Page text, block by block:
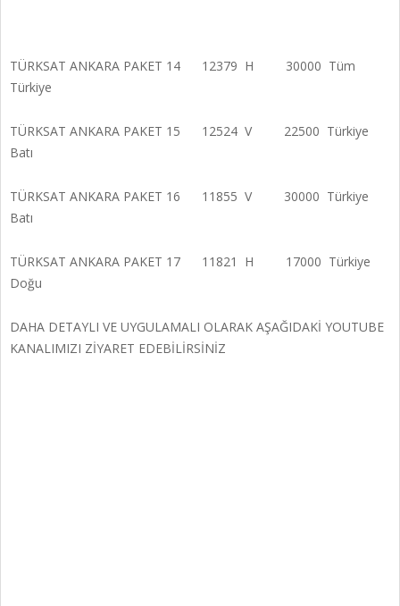
TÜRKSAT ANKARA PAKET 14 12379 H 30000 Tüm
Türkiye
TÜRKSAT ANKARA PAKET 15 12524 V 22500 Türkiye
Batı
TÜRKSAT ANKARA PAKET 16 11855 V 30000 Türkiye
Batı
TÜRKSAT ANKARA PAKET 17 11821 H 17000 Türkiye
Doğu
DAHA DETAYLI VE UYGULAMALI OLARAK AŞAĞIDAKİ YOUTUBE
KANALIMIZI ZİYARET EDEBİLİRSİNİZ